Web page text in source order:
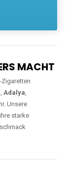
MACHT
Zigaretten
, Adalya,
Unsere
starke